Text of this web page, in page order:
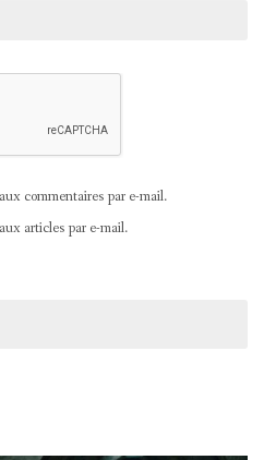
commentaires par e-mail.
articles par e-mail.